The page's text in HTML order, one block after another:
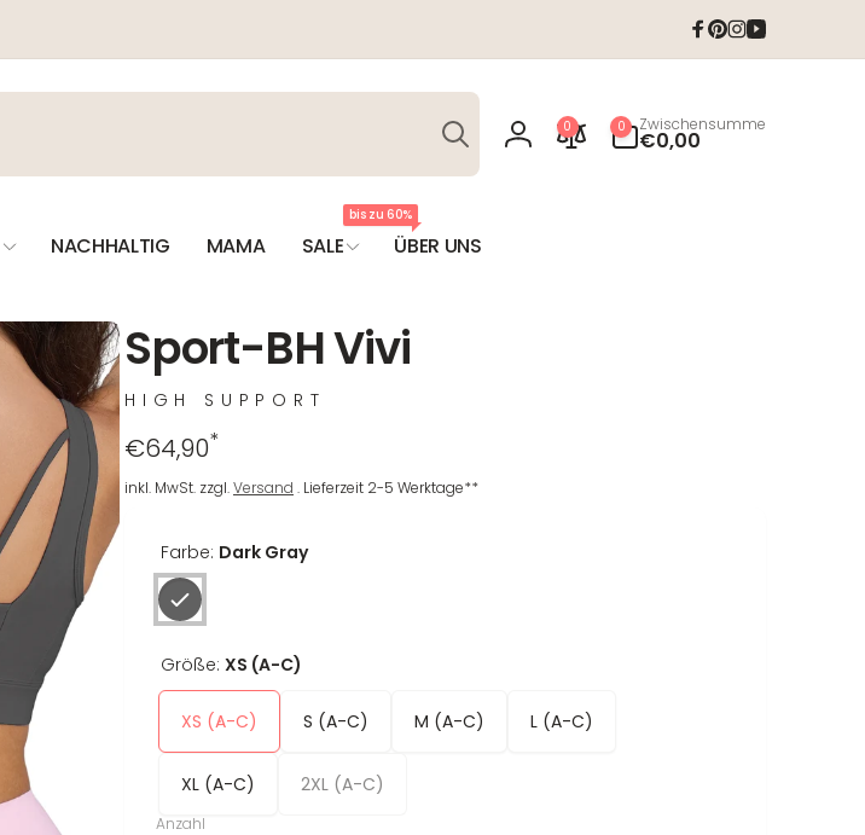
Facebook
Pinterest
Instagram
YouTube
Suchen
Einloggen
0 0
Artikel
Zwischensumme
€0,00
NACHHALTIG MAMA SALE
bis zu 60%
ÜBER UNS
Sport-BH Vivi
HIGH SUPPORT
Regulärer
Preis
€64,90*
inkl. MwSt. zzgl.Versand . Lieferzeit 2-5 Werktage**
Farbe: Dark Gray
Größe: XS (A-C)
XS (A-C) S (A-C) M (A-C) L (A-C)
XL (A-C) 2XL (A-C)
Anzahl